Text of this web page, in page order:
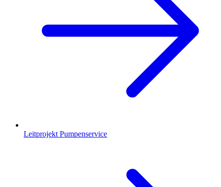
Leitprojekt Pumpenservice